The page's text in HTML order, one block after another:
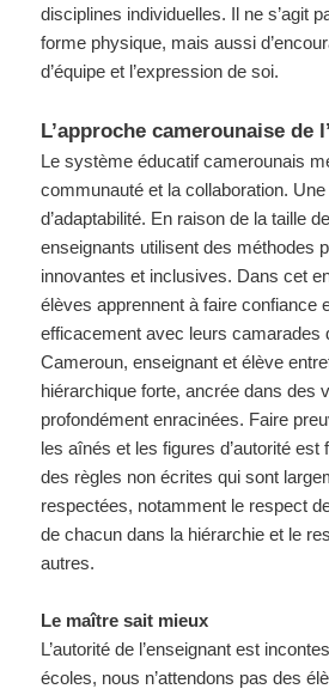
disciplines individuelles. Il ne s’agit
forme physique, mais aussi
d’équipe et l’expression de soi.
L’approche camerounaise de
Le système éducatif camerounais
communauté et la collaboration.
d’adaptabilité. En raison de la taille
enseignants utilisent des méthodes
innovantes et inclusives. Dans cet
élèves apprennent à faire confiance
efficacement avec leurs camarades
Cameroun, enseignant et élève
hiérarchique forte, ancrée dans des
profondément enracinées. Faire
les aînés et les figures d’autorité est
des règles non écrites qui sont
respectées, notamment le respect
de chacun dans la hiérarchie et le
autres.
Le maître sait mieux
L’autorité de l’enseignant est
écoles, nous n’attendons pas des